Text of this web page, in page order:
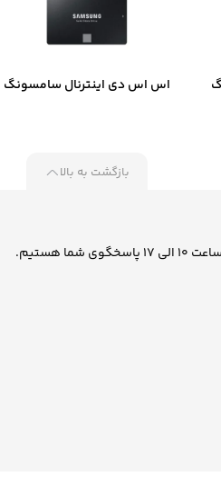
اس اس دی اینترنال سامسونگ
بازگشت به بالا